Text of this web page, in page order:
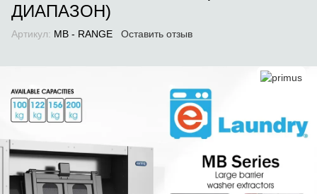
ДИАПАЗОН)
Артикул: MB - RANGE Оставить отзыв